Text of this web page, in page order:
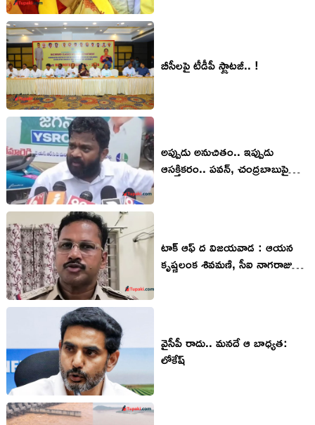
బీసీల‌పై టీడీపీ స్ట్రాట‌జీ.. !
అప్పుడు అనుచితం.. ఇప్పుడు
ఆసక్తికరం.. పవన్, చంద్రబాబుపై
టాక్ ఆఫ్ ద విజయవాడ : ఆయన
కృష్ణలంక శివమణి, సీఐ నాగరాజుపై
వైసీపీ రాదు.. మ‌న‌దే ఆ బాధ్య‌త‌:
లోకేష్‌